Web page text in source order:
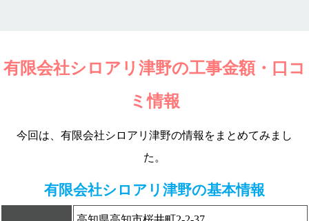
有限会社シロアリ津野の工事金額・口コ
ミ情報
今回は、有限会社シロアリ津野の情報をまとめてみまし
た。
有限会社シロアリ津野の基本情報